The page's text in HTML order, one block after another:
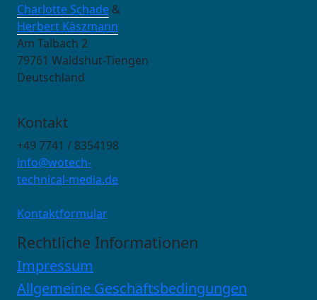
Charlotte Schade &
Herbert Käszmann
Am Talbach 2
79761 Waldshut-Tiengen
Deutschland
Kontakt
+49 7741 / 8354198
info@wotech-
technical-media.de
Kontaktformular
Rechtliche Informationen
Impressum
Allgemeine Geschäftsbedingungen